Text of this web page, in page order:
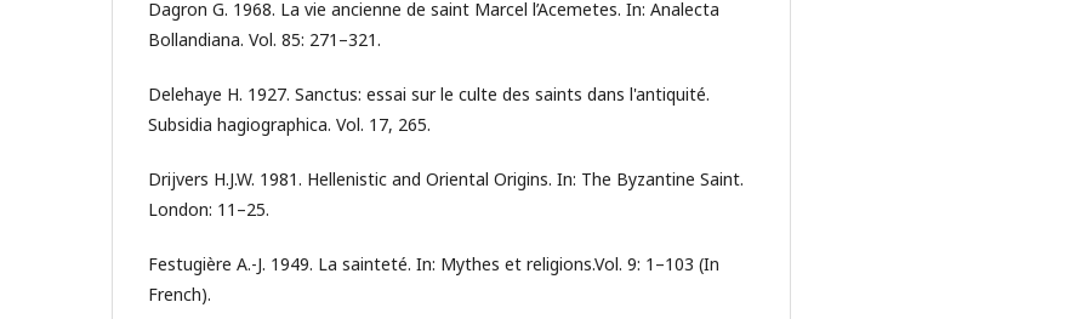
Dagron G. 1968. La vie ancienne de saint Marcel l’Acemetes. In: Analecta
Bollandiana. Vol. 85: 271–321.
Delehaye H. 1927. Sanctus: essai sur le culte des saints dans l'antiquité.
Subsidia hagiographica. Vol. 17, 265.
Drijvers H.J.W. 1981. Hellenistic and Oriental Origins. In: The Byzantine Saint.
London: 11–25.
Festugière A.-J. 1949. La sainteté. In: Mythes et religions.Vol. 9: 1–103 (In
French).